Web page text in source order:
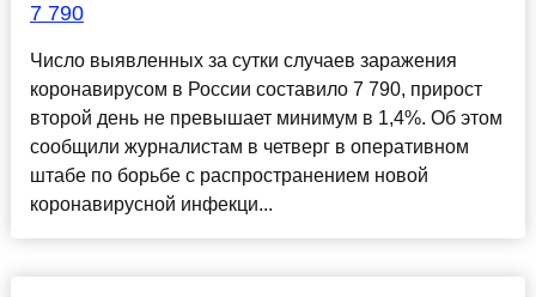
7 790
Число выявленных за сутки случаев заражения
коронавирусом в России составило 7 790, прирост
второй день не превышает минимум в 1,4%. Об этом
сообщили журналистам в четверг в оперативном
штабе по борьбе с распространением новой
коронавирусной инфекци...